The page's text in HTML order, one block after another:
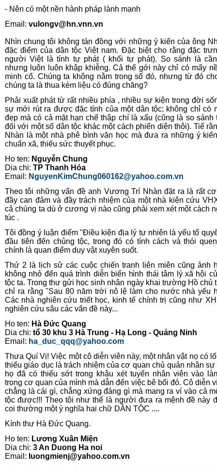
- Nên có một nền hành pháp lành mạnh
Email: vulongv@hn.vnn.vn
Nhìn chung tôi không tán đồng với những ý kiến của ông
đặc điểm của dân tộc Việt nam. Đặc biệt cho rằng đặc
người Việt là tính tự phát ( khối tự phát). So sánh là
nhưng luôn luôn khập khiễng. Cả thế gới này chỉ có mấy
minh cổ. Chúng ta không nằm trong số đó, nhưng từ đó
chúng ta là thua kém liệu có đúng chăng?
Phải xuất phát từ rất nhiều phía , nhiều sự kiện trong đời
sự mới rút ra được đặc tính của một dân tộc; không chỉ có
đẹp mà có cả mặt hạn chế thập chí là xấu (cũng là so sánh
đối với một số dân tộc khác một cách phiến diện thôi). Tiế
Nhàn là một nhà phê bình văn học mà đưa ra những ý
chuẩn xã, thiếu sức thuyết phục.
Ho ten: Nguyễn Chung
Dia chi: TP Thanh Hóa
Email: NguyenKimChung060162@yahoo.com.vn
Theo tôi những vấn đề anh Vương Trí Nhàn đặt ra là rất
đầy can đảm và đầy trách nhiệm của một nhà kiên cứu
cả chúng ta dù ở cương vị nào cũng phải xem xét một cách
túc .
Tôi đồng ý luận điểm "Điều kiện địa lý tự nhiên là yếu tố
đầu tiên đến chủng tộc, trong đó có tính cách và thói
chính là quan điểm duy vật xuyên suốt.
Thứ 2 là lịch sử các cuộc chiến tranh liên miên cũng ảnh
không nhỏ đến quá trình diễn biến hình thái tâm lý xã hội
tộc ta. Trong thư gửi học sinh nhân ngày khai trường Hồ chủ
chỉ ra rằng "Sau 80 năm trời nô lệ làm cho nước nhà yếu
Các nhà nghiên cứu triết học, kinh tế chính trị cũng như
nghiên cứu sâu các vấn đề này...
Ho ten: Hà Đức Quang
Dia chi: tổ 30 khu 3 Hà Trung - Hạ Long - Quảng Ninh
Email: ha_duc_qqq@yahoo.com
Thưa Quí Vị! Việc một cô diễn viên này, một nhân vật nọ có
thiếu giáo dục là trách nhiệm của cơ quan chủ quản nhân sự
họ đã có thiếu sớt trong khâu xét tuyển nhân viên vào
trong cơ quan của mình mà dẫn đến việc bê bối đó. Cô diễn
chẳng là cái gì, chẳng xứng đáng gì mà mang ra ví vào cả
tộc được!!! Theo tôi như thế là người đưa ra mệnh đề này
coi thường một ý nghĩa hai chữ DÂN TỘC ....
Kính thư Hà Đức Quang.
Ho ten: Lương Xuân Miện
Dia chi: 3 An Duong Ha noi
Email: luongmienj@yahoo.com.vn